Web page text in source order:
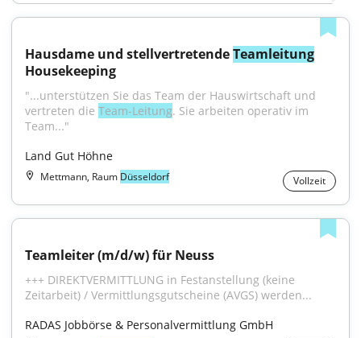
Hausdame und stellvertretende Teamleitung
Housekeeping
"...unterstützen Sie das Team der Hauswirtschaft und
vertreten die Team-Leitung. Sie arbeiten operativ im
Team..."
Land Gut Höhne
Mettmann, Raum Düsseldorf Vollzeit
Teamleiter (m/d/w) für Neuss
+++ DIREKTVERMITTLUNG in Festanstellung (keine
Zeitarbeit) / Vermittlungsgutscheine (AVGS) werden...
RADAS Jobbörse & Personalvermittlung GmbH